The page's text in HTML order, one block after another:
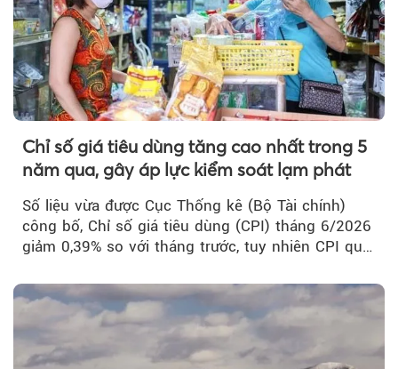
Chỉ số giá tiêu dùng tăng cao nhất trong 5
năm qua, gây áp lực kiểm soát lạm phát
Số liệu vừa được Cục Thống kê (Bộ Tài chính)
công bố, Chỉ số giá tiêu dùng (CPI) tháng 6/2026
giảm 0,39% so với tháng trước, tuy nhiên CPI quý